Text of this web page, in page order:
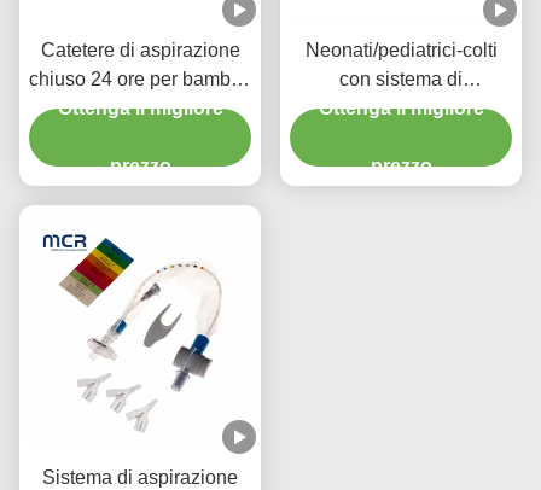
Catetere di aspirazione
chiuso 24 ore per bambini
con tre connettori Y-piece
Ottenga il migliore
prezzo
Neonati/pediatrici-colti
con sistema di
aspirazione chiuso
Ottenga il migliore
prezzo
Sistema di aspirazione